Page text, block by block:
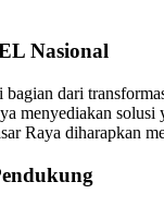
Nasional
dari
menyediakan
Raya diharapkan